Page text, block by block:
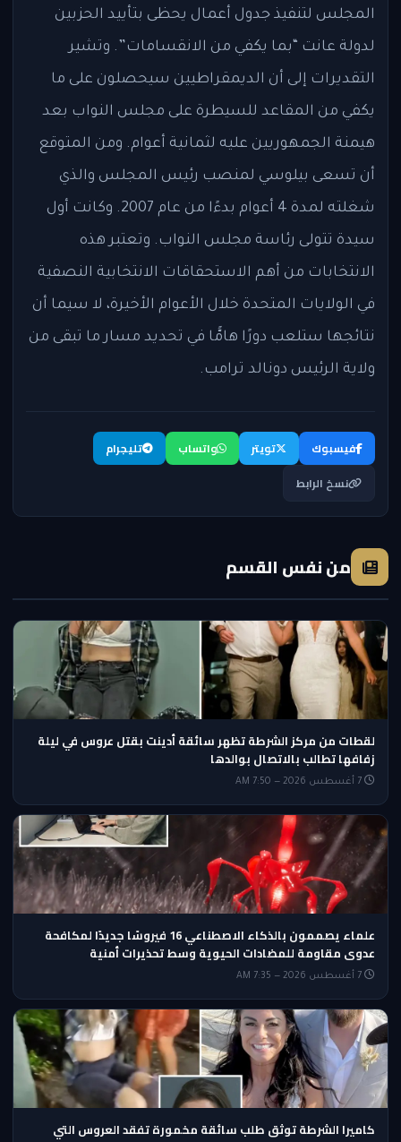
المجلس لتنفيذ جدول أعمال يحظى بتأييد الحزبين
لدولة عانت “بما يكفي من الانقسامات”. وتشير
التقديرات إلى أن الديمقراطيين سيحصلون على ما
يكفي من المقاعد للسيطرة على مجلس النواب بعد
هيمنة الجمهوريين عليه لثمانية أعوام. ومن المتوقع
أن تسعى بيلوسي لمنصب رئيس المجلس والذي
شغلته لمدة 4 أعوام بدءًا من عام 2007. وكانت أول
سيدة تتولى رئاسة مجلس النواب. وتعتبر هذه
الانتخابات من أهم الاستحقاقات الانتخابية النصفية
في الولايات المتحدة خلال الأعوام الأخيرة، لا سيما أن
نتائجها ستلعب دورًا هامًّا في تحديد مسار ما تبقى من
ولاية الرئيس دونالد ترامب.
فيسبوك تويتر واتساب
تليجرام
نسخ الرابط
من نفس القسم
لقطات من مركز الشرطة تظهر سائقة أدينت بقتل عروس في ليلة
زفافها تطالب بالاتصال بوالدها
علماء يصممون بالذكاء الاصطناعي 16 فيروسًا جديدًا لمكافحة
عدوى مقاومة للمضادات الحيوية وسط تحذيرات أمنية
كاميرا الشرطة توثق طلب سائقة مخمورة تفقد العروس التي